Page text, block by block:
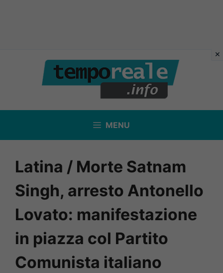
contenuto
MENU
Latina / Morte Satnam
Singh, arresto Antonello
Lovato: manifestazione
in piazza col Partito
Comunista italiano